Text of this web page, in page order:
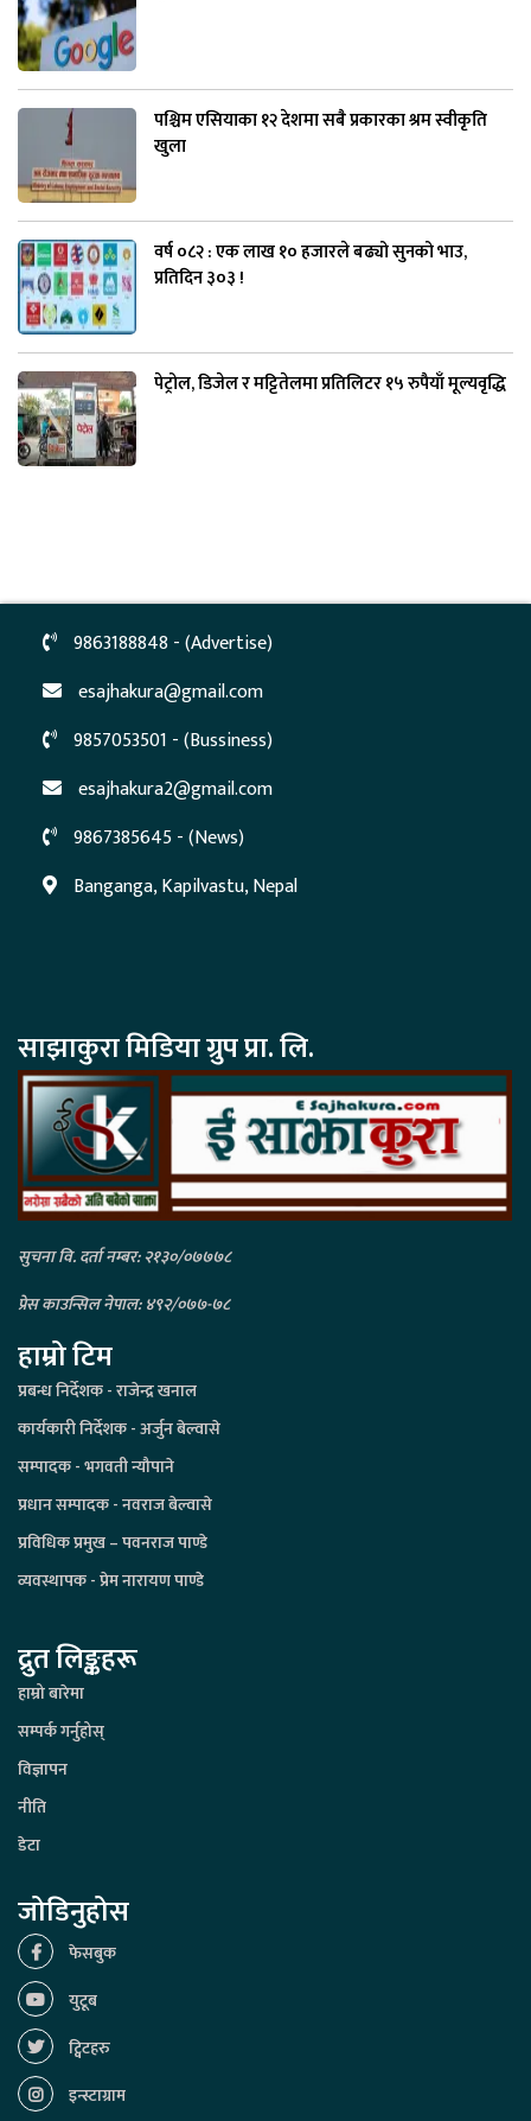
पश्चिम एसियाका १२ देशमा सबै प्रकारका श्रम स्वीकृति
खुला
वर्ष ०८२ : एक लाख १० हजारले बढ्यो सुनको भाउ,
प्रतिदिन ३०३ !
पेट्रोल, डिजेल र मट्टितेलमा प्रतिलिटर १५ रुपैयाँ मूल्यवृद्धि
9863188848 - (Advertise)
esajhakura@gmail.com
9857053501 - (Bussiness)
esajhakura2@gmail.com
9867385645 - (News)
Banganga, Kapilvastu, Nepal
साझाकुरा मिडिया ग्रुप प्रा. लि.
सुचना वि. दर्ता नम्बर: २१३०/०७७७८
प्रेस काउन्सिल नेपाल: ४९२/०७७-७८
हाम्रो टिम
प्रबन्ध निर्देशक - राजेन्द्र खनाल
कार्यकारी निर्देशक - अर्जुन बेल्वासे
सम्पादक - भगवती न्यौपाने
प्रधान सम्पादक - नवराज बेल्वासे
प्रविधिक प्रमुख – पवनराज पाण्डे
व्यवस्थापक - प्रेम नारायण पाण्डे
द्रुत लिङ्कहरू
हाम्रो बारेमा
सम्पर्क गर्नुहोस्
विज्ञापन
नीति
डेटा
जोडिनुहोस
फेसबुक
युटूब
ट्विटहरु
इन्स्टाग्राम